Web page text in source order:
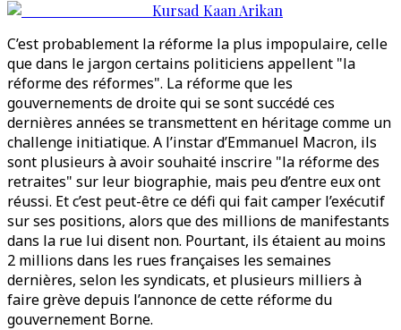
Kursad Kaan Arikan
C’est probablement la réforme la plus impopulaire, celle
que dans le jargon certains politiciens appellent "la
réforme des réformes". La réforme que les
gouvernements de droite qui se sont succédé ces
dernières années se transmettent en héritage comme un
challenge initiatique. A l’instar d’Emmanuel Macron, ils
sont plusieurs à avoir souhaité inscrire "la réforme des
retraites" sur leur biographie, mais peu d’entre eux ont
réussi. Et c’est peut-être ce défi qui fait camper l’exécutif
sur ses positions, alors que des millions de manifestants
dans la rue lui disent non. Pourtant, ils étaient au moins
2 millions dans les rues françaises les semaines
dernières, selon les syndicats, et plusieurs milliers à
faire grève depuis l’annonce de cette réforme du
gouvernement Borne.